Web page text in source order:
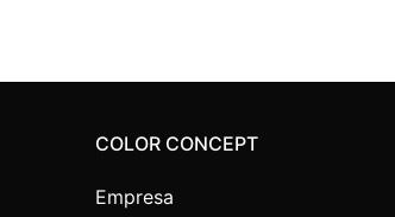
COLOR CONCEPT
Empresa